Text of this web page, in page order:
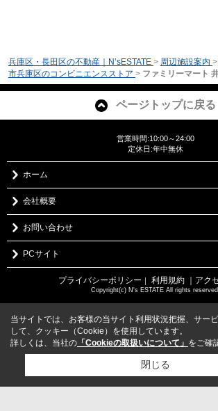
兵庫区・長田区の不動産｜N’sESTATE > 周辺施設案内 >
市兵庫区のコンビニエンスストア > ファミリーマート
ページトップに戻る
営業時間:10:00～24:00
定休日:年中無休
ホーム
会社概要
お問い合わせ
PCサイト
プライバシーポリシー ｜ 利用規約 ｜アク
Copyright(c) N's ESTATE All rights reserved.
当サイトでは、お客様の当サイト利用状況把握、サー
して、クッキー（Cookie）を使用しています。
詳しくは、当社の 「Cookieの取扱いについて」 をご確
閉じる